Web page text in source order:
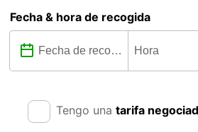
Fecha & hora de recogida
Tengo una tarifa